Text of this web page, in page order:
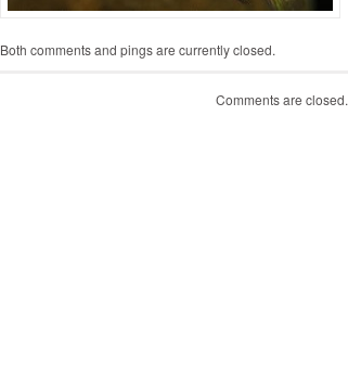
Both comments and pings are currently closed.
Comments are closed.